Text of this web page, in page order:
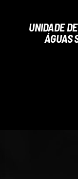
UNIDADE
ÁGUAS